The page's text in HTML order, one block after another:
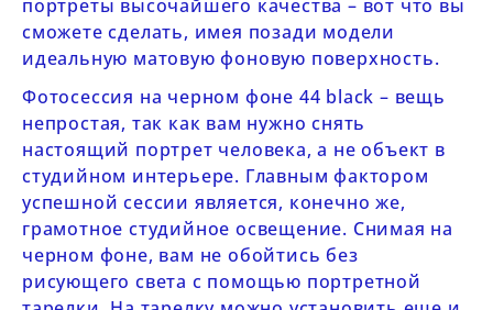
портреты высочайшего качества – вот что вы
сможете сделать, имея позади модели
идеальную матовую фоновую поверхность.
Фотосессия на черном фоне 44 black– вещь
непростая, так как вам нужно снять
настоящий портрет человека, а не объект в
студийном интерьере. Главным фактором
успешной сессии является, конечно же,
грамотное студийное освещение. Снимая на
черном фоне, вам не обойтись без
рисующего света с помощью портретной